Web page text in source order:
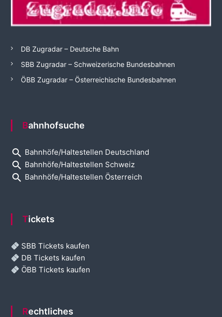
DB Zugradar – Deutsche Bahn
SBB Zugradar – Schweizerische Bundesbahnen
ÖBB Zugradar – Österreichische Bundesbahnen
Bahnhofsuche
search Bahnhöfe/Haltestellen Deutschland
search Bahnhöfe/Haltestellen Schweiz
search Bahnhöfe/Haltestellen Österreich
Tickets
SBB Tickets kaufen
DB Tickets kaufen
ÖBB Tickets kaufen
Rechtliches